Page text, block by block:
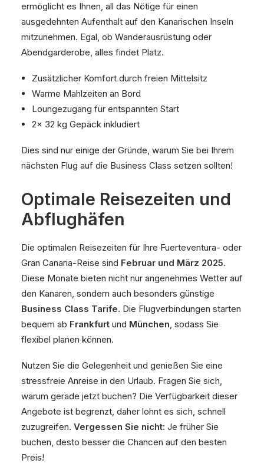
ermöglicht es Ihnen, all das Nötige für einen
ausgedehnten Aufenthalt auf den Kanarischen Inseln
mitzunehmen. Egal, ob Wanderausrüstung oder
Abendgarderobe, alles findet Platz.
Zusätzlicher Komfort durch freien Mittelsitz
Warme Mahlzeiten an Bord
Loungezugang für entspannten Start
2x 32 kg Gepäck inkludiert
Dies sind nur einige der Gründe, warum Sie bei Ihrem
nächsten Flug auf die Business Class setzen sollten!
Optimale Reisezeiten und
Abflughäfen
Die optimalen Reisezeiten für Ihre Fuerteventura- oder
Gran Canaria-Reise sind Februar und März 2025.
Diese Monate bieten nicht nur angenehmes Wetter auf
den Kanaren, sondern auch besonders günstige
Business Class Tarife. Die Flugverbindungen starten
bequem ab Frankfurt und München, sodass Sie
flexibel planen können.
Nutzen Sie die Gelegenheit und genießen Sie eine
stressfreie Anreise in den Urlaub. Fragen Sie sich,
warum gerade jetzt buchen? Die Verfügbarkeit dieser
Angebote ist begrenzt, daher lohnt es sich, schnell
zuzugreifen. Vergessen Sie nicht: Je früher Sie
buchen, desto besser die Chancen auf den besten
Preis!